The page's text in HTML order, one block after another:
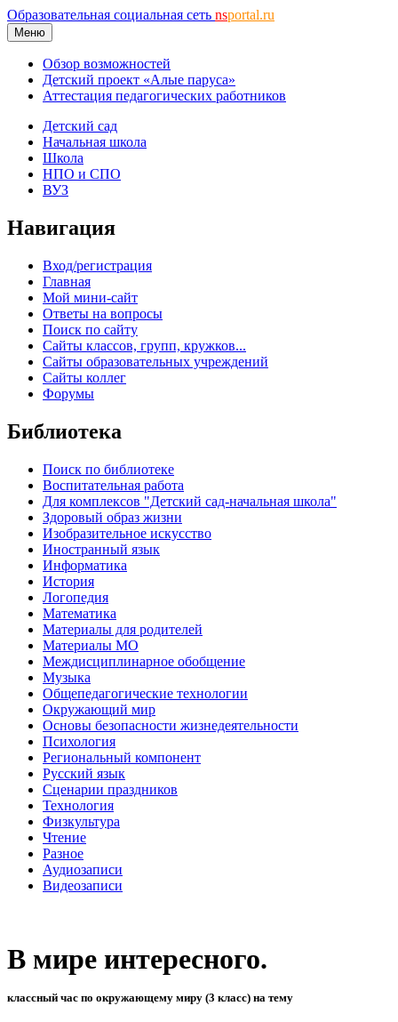
Образовательная социальная сеть nsportal.ru
Меню
Обзор возможностей
Детский проект «Алые паруса»
Аттестация педагогических работников
Детский сад
Начальная школа
Школа
НПО и СПО
ВУЗ
Навигация
Вход/регистрация
Главная
Мой мини-сайт
Ответы на вопросы
Поиск по сайту
Сайты классов, групп, кружков...
Сайты образовательных учреждений
Сайты коллег
Форумы
Библиотека
Поиск по библиотеке
Воспитательная работа
Для комплексов "Детский сад-начальная школа"
Здоровый образ жизни
Изобразительное искусство
Иностранный язык
Информатика
История
Логопедия
Математика
Материалы для родителей
Материалы МО
Междисциплинарное обобщение
Музыка
Общепедагогические технологии
Окружающий мир
Основы безопасности жизнедеятельности
Психология
Региональный компонент
Русский язык
Сценарии праздников
Технология
Физкультура
Чтение
Разное
Аудиозаписи
Видеозаписи
В мире интересного.
классный час по окружающему миру (3 класс) на тему